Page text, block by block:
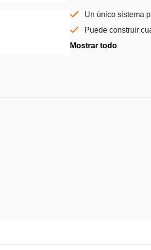
Un único sistema
Puede construir
Mostrar todo